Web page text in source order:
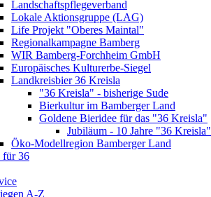
Landschaftspflegeverband
Lokale Aktionsgruppe (LAG)
Life Projekt "Oberes Maintal"
Regionalkampagne Bamberg
WIR Bamberg-Forchheim GmbH
Europäisches Kulturerbe-Siegel
Landkreisbier 36 Kreisla
"36 Kreisla" - bisherige Sude
Bierkultur im Bamberger Land
Goldene Bieridee für das "36 Kreisla"
Jubiläum - 10 Jahre "36 Kreisla"
Öko-Modellregion Bamberger Land
für 36
A-Z